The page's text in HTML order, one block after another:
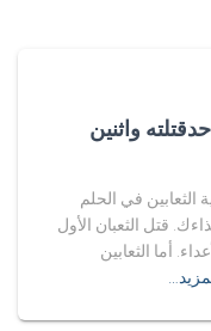
واثنين
الثعابين في الحلم
قتل الثعبان الأول
أما الثعابين